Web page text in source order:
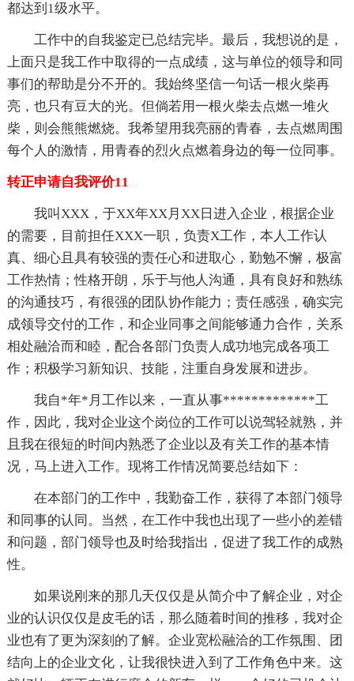
都达到1级水平。
工作中的自我鉴定已总结完毕。最后，我想说的是，
上面只是我工作中取得的一点成绩，这与单位的领导和同
事们的帮助是分不开的。我始终坚信一句话一根火柴再
亮，也只有豆大的光。但倘若用一根火柴去点燃一堆火
柴，则会熊熊燃烧。我希望用我亮丽的青春，去点燃周围
每个人的激情，用青春的烈火点燃着身边的每一位同事。
转正申请自我评价11
我叫XXX，于XX年XX月XX日进入企业，根据企业
的需要，目前担任XXX一职，负责X工作，本人工作认
真、细心且具有较强的责任心和进取心，勤勉不懈，极富
工作热情；性格开朗，乐于与他人沟通，具有良好和熟练
的沟通技巧，有很强的团队协作能力；责任感强，确实完
成领导交付的工作，和企业同事之间能够通力合作，关系
相处融洽而和睦，配合各部门负责人成功地完成各项工
作；积极学习新知识、技能，注重自身发展和进步。
我自*年*月工作以来，一直从事*************工
作，因此，我对企业这个岗位的工作可以说驾轻就熟，并
且我在很短的时间内熟悉了企业以及有关工作的基本情
况，马上进入工作。现将工作情况简要总结如下：
在本部门的工作中，我勤奋工作，获得了本部门领导
和同事的认同。当然，在工作中我也出现了一些小的差错
和问题，部门领导也及时给我指出，促进了我工作的成熟
性。
如果说刚来的那几天仅仅是从简介中了解企业，对企
业的认识仅仅是皮毛的话，那么随着时间的推移，我对企
业也有了更为深刻的了解。企业宽松融洽的工作氛围、团
结向上的企业文化，让我很快进入到了工作角色中来。这